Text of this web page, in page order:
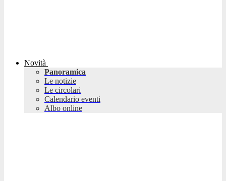
Novità
Panoramica
Le notizie
Le circolari
Calendario eventi
Albo online